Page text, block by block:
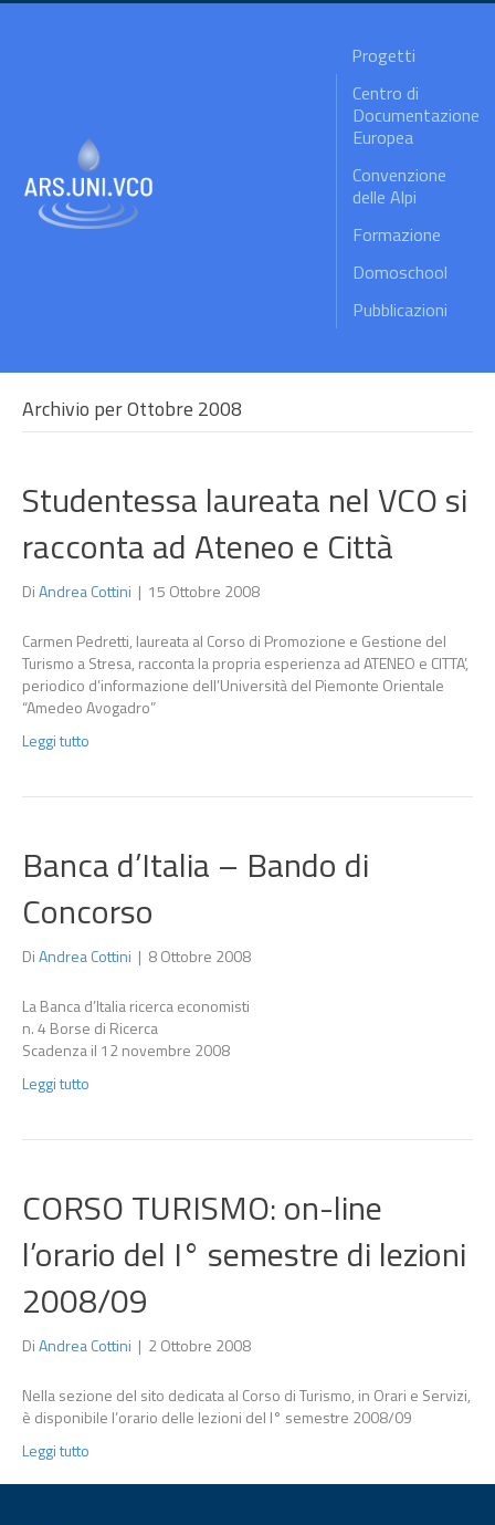
Progetti
Centro di
Documentazione
Europea
Convenzione
delle Alpi
Formazione
Domoschool
Pubblicazioni
Archivio per Ottobre 2008
Studentessa laureata nel VCO si
racconta ad Ateneo e Città
DiAndrea Cottini | 15 Ottobre 2008
Carmen Pedretti, laureata al Corso di Promozione e Gestione del
Turismo a Stresa, racconta la propria esperienza ad ATENEO e CITTA’,
periodico d’informazione dell’Università del Piemonte Orientale
“Amedeo Avogadro”
Leggi tutto
Banca d’Italia – Bando di
Concorso
DiAndrea Cottini | 8 Ottobre 2008
La Banca d’Italia ricerca economisti
n. 4 Borse di Ricerca
Scadenza il 12 novembre 2008
Leggi tutto
CORSO TURISMO: on-line
l’orario del I° semestre di lezioni
2008/09
DiAndrea Cottini | 2 Ottobre 2008
Nella sezione del sito dedicata al Corso di Turismo, in Orari e Servizi,
è disponibile l’orario delle lezioni del I° semestre 2008/09
Leggi tutto